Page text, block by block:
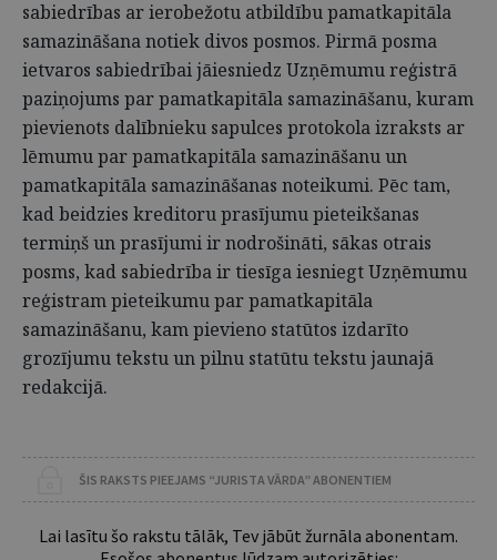
sabiedrības ar ierobežotu atbildību pamatkapitāla
samazināšana notiek divos posmos. Pirmā posma
ietvaros sabiedrībai jāiesniedz Uzņēmumu reģistrā
paziņojums par pamatkapitāla samazināšanu, kuram
pievienots dalībnieku sapulces protokola izraksts ar
lēmumu par pamatkapitāla samazināšanu un
pamatkapitāla samazināšanas noteikumi. Pēc tam,
kad beidzies kreditoru prasījumu pieteikšanas
termiņš un prasījumi ir nodrošināti, sākas otrais
posms, kad sabiedrība ir tiesīga iesniegt Uzņēmumu
reģistram pieteikumu par pamatkapitāla
samazināšanu, kam pievieno statūtos izdarīto
grozījumu tekstu un pilnu statūtu tekstu jaunajā
redakcijā.
ŠIS RAKSTS PIEEJAMS “JURISTA VĀRDA” ABONENTIEM
Lai lasītu šo rakstu tālāk, Tev jābūt žurnāla abonentam.